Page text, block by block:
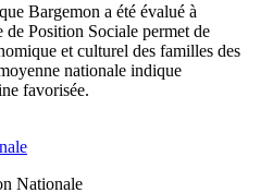
Bargemon a été évalué à
Position Sociale permet de
et culturel des familles des
nationale indique
favorisée.
Nationale